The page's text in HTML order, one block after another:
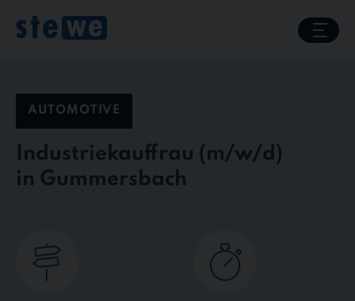
content
AUTOMOTIVE
Industriekauffrau
in Gummersbach